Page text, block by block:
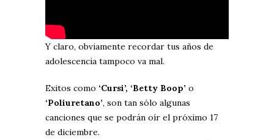
Y claro, obviamente recordar tus años de
adolescencia tampoco va mal.
Exitos como ‘Cursi’, ‘Betty Boop’ o
‘Poliuretano’, son tan sólo algunas
canciones que se podrán oír el próximo 17
de diciembre.